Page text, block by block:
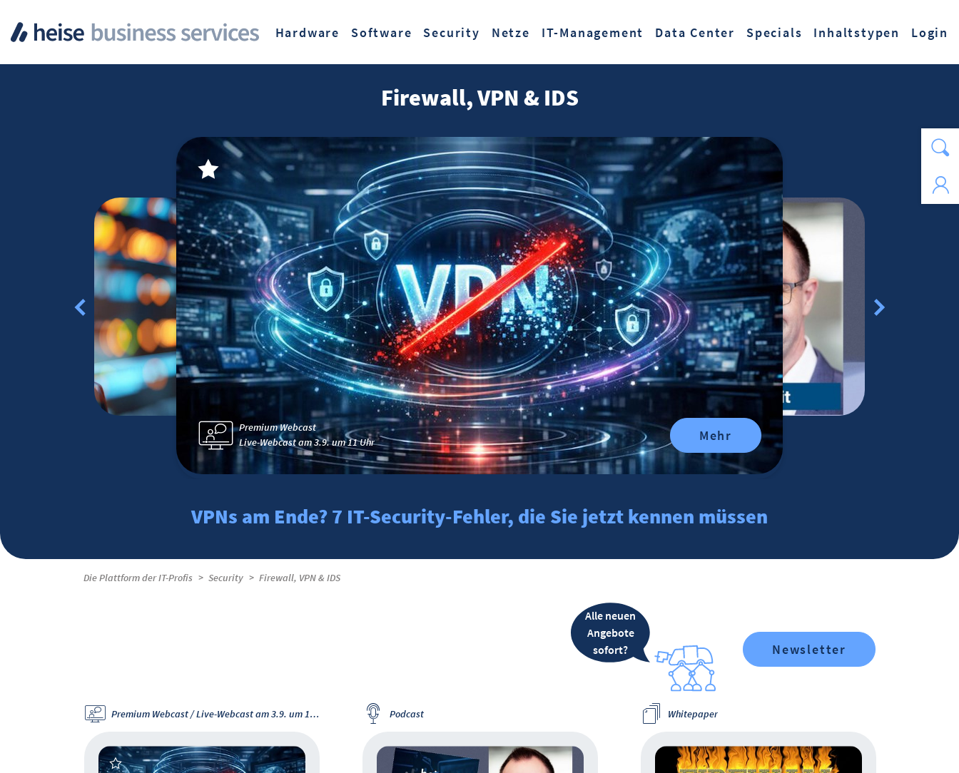
Hardware
Software Security Netze IT-Management Data Center Specials Inhaltstypen Login
Firewall, VPN & IDS
Premium Webcast
Live-Webcast am 3.9. um 11 Uhr
Mehr
VPNs am Ende? 7 IT-Security-Fehler, die Sie jetzt kennen müssen
Die Plattform der IT-Profis Security Firewall, VPN & IDS
Alle neuen
Angebote
sofort?
Newsletter
Premium Webcast / Live-Webcast am 3.9. um 11 Uhr Podcast Whitepaper